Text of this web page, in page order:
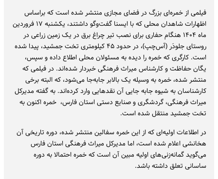
فیلمی از خمره‌ای بزرگ در فضای مجازی منتشر شده است که براساس
اظهارات شاهدان محلی که با ایسنا گفت‌وگو داشتند، یکشنبه ۱۷ فروردین
ماه ۱۴۰۴ هنگام حفاری برای نصب تیر چراغ برق در یک زمین زراعی در
روستای جلودَر (آس‌چپ)، در حدود ۴۵ کیلومتری تخت جمشید، پیدا شده
است. کارگری که خمره را دیده به مسئولان محلی اطلاع داده و سپس،
یگان حفاظت و کارشناس میراث فرهنگی خبردار شده‌اند. در فیلمی که
منتشر شده، خمره به وسیله یک بالابر جابه‌جا می‌شود، که البته برخی
کارشناسان به شیوه جابه جایی آن نقدهایی وارد کرده‌اند. به گفته مدیرکل
میراث فرهنگی، گردشگری و صنایع دستی استان فارس، ‌ خمره اکنون به
تخت جمشید منتقل شده است.
در اطلاعات اولیه‌ای که از این خمره سفالین منتشر شده، دوره تاریخی آن
هخانشی اعلام شده است، اما مدیرکل میراث فرهنگی استان فارس
می‌گوید گمانه‌زنی‌های اولیه مبین آن است که خمره احتمالا به دوره
ساسانی تعلق داشته باشد.